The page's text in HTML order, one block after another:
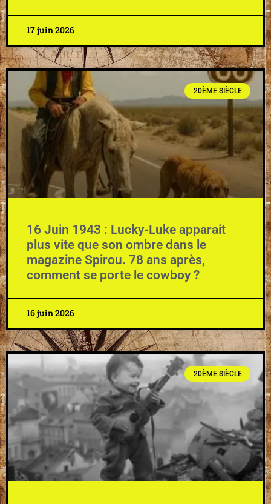
17 juin 2026
20ÈME SIÈCLE
16 Juin 1943 : Lucky-Luke apparait
plus vite que son ombre dans le
magazine Spirou. 78 ans après,
comment se porte le cowboy ?
16 juin 2026
20ÈME SIÈCLE